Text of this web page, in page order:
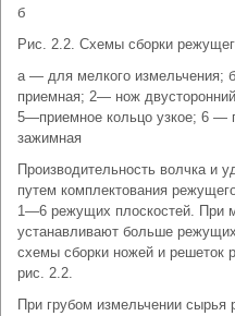
б
Рис. 2.2. Схемы сборки
а — для мелкого измельчения;
приемная; 2— нож
5—приемное кольцо узкое; 6 —
зажимная
Производительность волчка и
путем комплектования
1—6 режущих плоскостей. При
устанавливают больше
схемы сборки ножей и решеток
рис. 2.2.
При грубом измельчении